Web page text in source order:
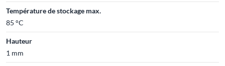
Température de stockage max.
85 °C
Hauteur
1 mm